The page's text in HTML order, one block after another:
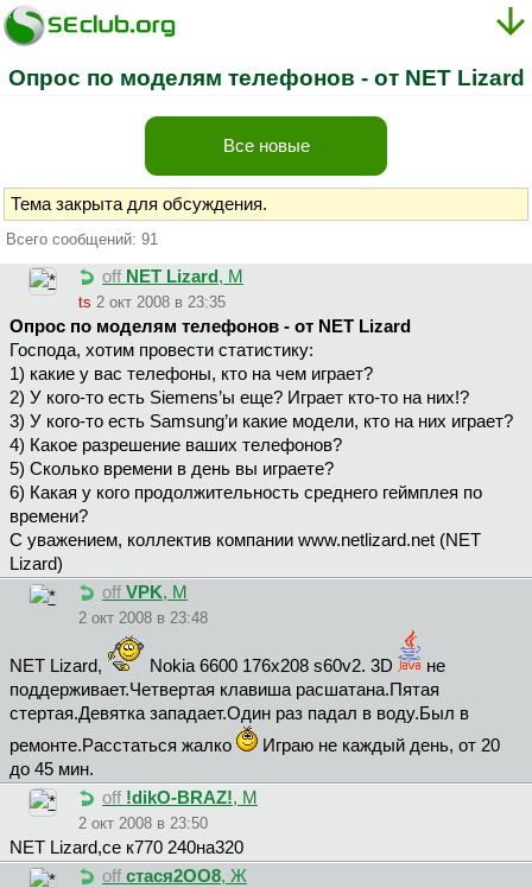
Опрос по моделям телефонов - от NET Lizard
Все новые
Тема закрыта для обсуждения.
Всего сообщений: 91
off NET Lizard, М
ts 2 окт 2008 в 23:35
Опрос по моделям телефонов - от NET Lizard
Господа, хотим провести статистику:
1) какие у вас телефоны, кто на чем играет?
2) У кого-то есть Siemens’ы еще? Играет кто-то на них!?
3) У кого-то есть Samsung’и какие модели, кто на них играет?
4) Какое разрешение ваших телефонов?
5) Сколько времени в день вы играете?
6) Какая у кого продолжительность среднего геймплея по
времени?
С уважением, коллектив компании www.netlizard.net (NET
Lizard)
off VPK, М
2 окт 2008 в 23:48
NET Lizard, Nokiа 6600 176x208 s60v2. 3D
не
поддерживает.Четвертая клавиша расшатана.Пятая
стертая.Девятка западает.Один раз падал в воду.Был в
ремонте.Расстаться жалко
Играю не каждый день, от 20
до 45 мин.
off !dikO-BRAZ!, М
2 окт 2008 в 23:50
NET Lizard,се к770 240на320
off cтacя2OO8, Ж